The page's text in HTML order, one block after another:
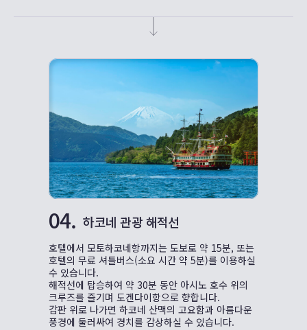
04. 하코네 관광 해적선
호텔에서 모토하코네항까지는 도보로 약 15분, 또는
호텔의 무료 셔틀버스(소요 시간 약 5분)를 이용하실
수 있습니다.
해적선에 탑승하여 약 30분 동안 아시노 호수 위의
크루즈를 즐기며 도겐다이항으로 향합니다.
갑판 위로 나가면 하코네 산맥의 고요함과 아름다운
풍경에 둘러싸여 경치를 감상하실 수 있습니다.